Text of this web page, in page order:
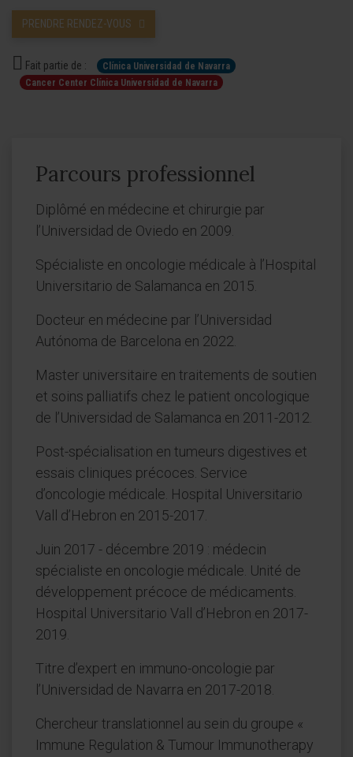
PRENDRE RENDEZ-VOUS
Fait partie de :
Clínica Universidad de Navarra
Cancer Center Clínica Universidad de Navarra
Parcours professionnel
Diplômé en médecine et chirurgie par
l’Universidad de Oviedo en 2009.
Spécialiste en oncologie médicale à l’Hospital
Universitario de Salamanca en 2015.
Docteur en médecine par l’Universidad
Autónoma de Barcelona en 2022.
Master universitaire en traitements de soutien
et soins palliatifs chez le patient oncologique
de l’Universidad de Salamanca en 2011-2012.
Post-spécialisation en tumeurs digestives et
essais cliniques précoces. Service
d’oncologie médicale. Hospital Universitario
Vall d’Hebron en 2015-2017.
Juin 2017 - décembre 2019 : médecin
spécialiste en oncologie médicale. Unité de
développement précoce de médicaments.
Hospital Universitario Vall d’Hebron en 2017-
2019.
Titre d’expert en immuno-oncologie par
l’Universidad de Navarra en 2017-2018.
Chercheur translationnel au sein du groupe «
Immune Regulation & Tumour Immunotherapy